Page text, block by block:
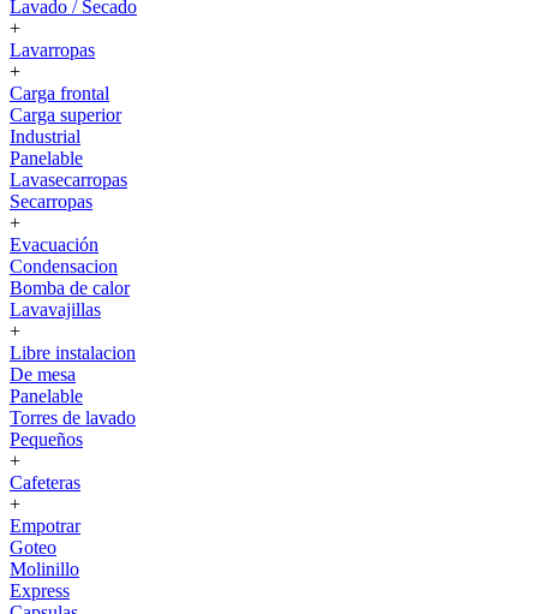
Lavado / Secado
+
Lavarropas
+
Carga frontal
Carga superior
Industrial
Panelable
Lavasecarropas
Secarropas
+
Evacuación
Condensacion
Bomba de calor
Lavavajillas
+
Libre instalacion
De mesa
Panelable
Torres de lavado
Pequeños
+
Cafeteras
+
Empotrar
Goteo
Molinillo
Express